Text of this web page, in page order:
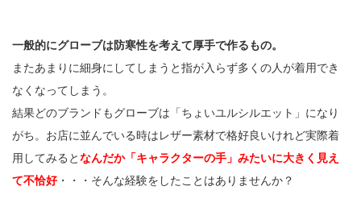
一般的にグローブは防寒性を考えて厚手で作るもの。
またあまりに細身にしてしまうと指が入らず多くの人が着用でき
なくなってしまう。
結果どのブランドもグローブは「ちょいユルシルエット」になり
がち。お店に並んでいる時はレザー素材で格好良いけれど実際着
用してみるとなんだか「キャラクターの手」みたいに大きく見え
て不恰好・・・そんな経験をしたことはありませんか？